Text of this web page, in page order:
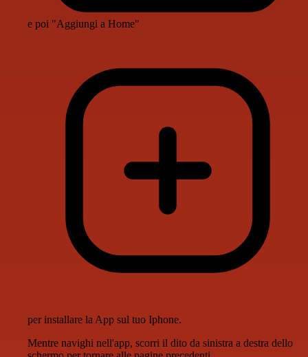
e poi "Aggiungi a Home"
per installare la App sul tuo Iphone.
Mentre navighi nell'app, scorri il dito da sinistra a destra dello